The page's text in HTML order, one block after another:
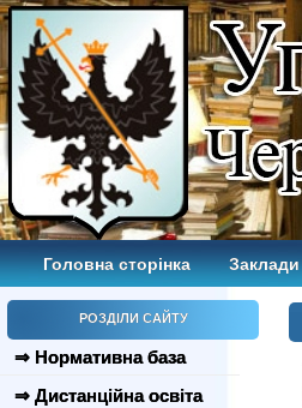
Головна сторінка Заклади
РОЗДІЛИ САЙТУ
⇒ Нормативна база
⇒ Дистанційна освіта